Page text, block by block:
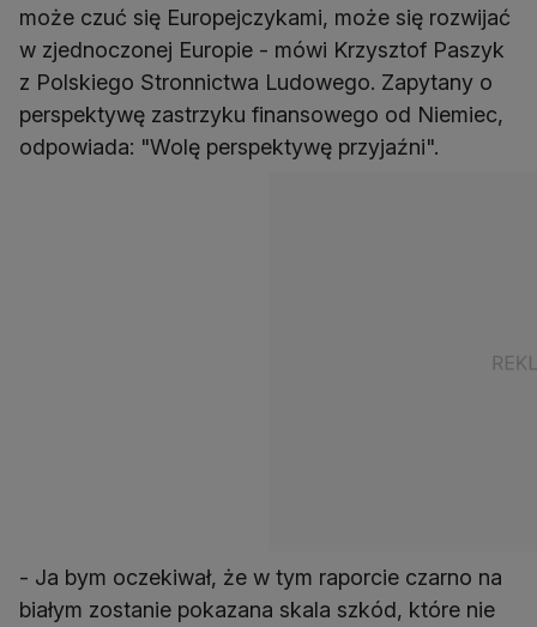
może czuć się Europejczykami, może się rozwijać
w zjednoczonej Europie - mówi Krzysztof Paszyk
z Polskiego Stronnictwa Ludowego. Zapytany o
perspektywę zastrzyku finansowego od Niemiec,
odpowiada: "Wolę perspektywę przyjaźni".
- Ja bym oczekiwał, że w tym raporcie czarno na
białym zostanie pokazana skala szkód, które nie